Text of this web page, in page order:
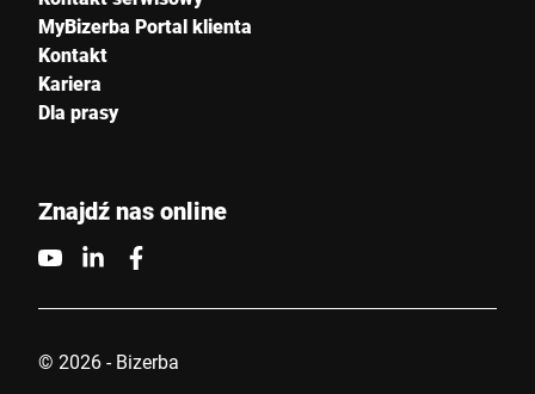
MyBizerba Portal klienta
Kontakt
Kariera
Dla prasy
Znajdź nas online
© 2026 - Bizerba